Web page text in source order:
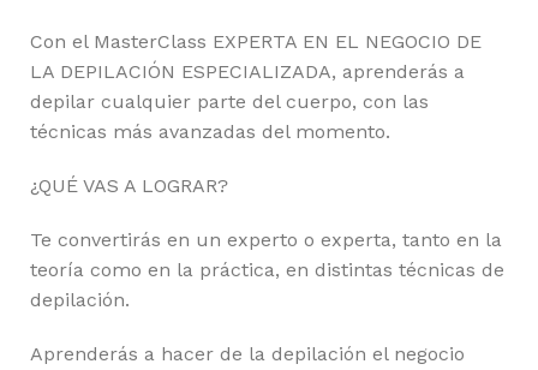
Con el MasterClass EXPERTA EN EL NEGOCIO DE
LA DEPILACIÓN ESPECIALIZADA, aprenderás a
depilar cualquier parte del cuerpo, con las
técnicas más avanzadas del momento.
¿QUÉ VAS A LOGRAR?
Te convertirás en un experto o experta, tanto en la
teoría como en la práctica, en distintas técnicas de
depilación.
Aprenderás a hacer de la depilación el negocio